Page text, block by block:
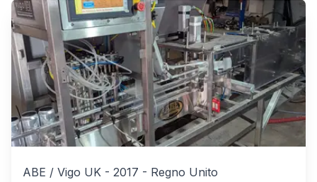
ABE / Vigo UK - 2017 - Regno Unito